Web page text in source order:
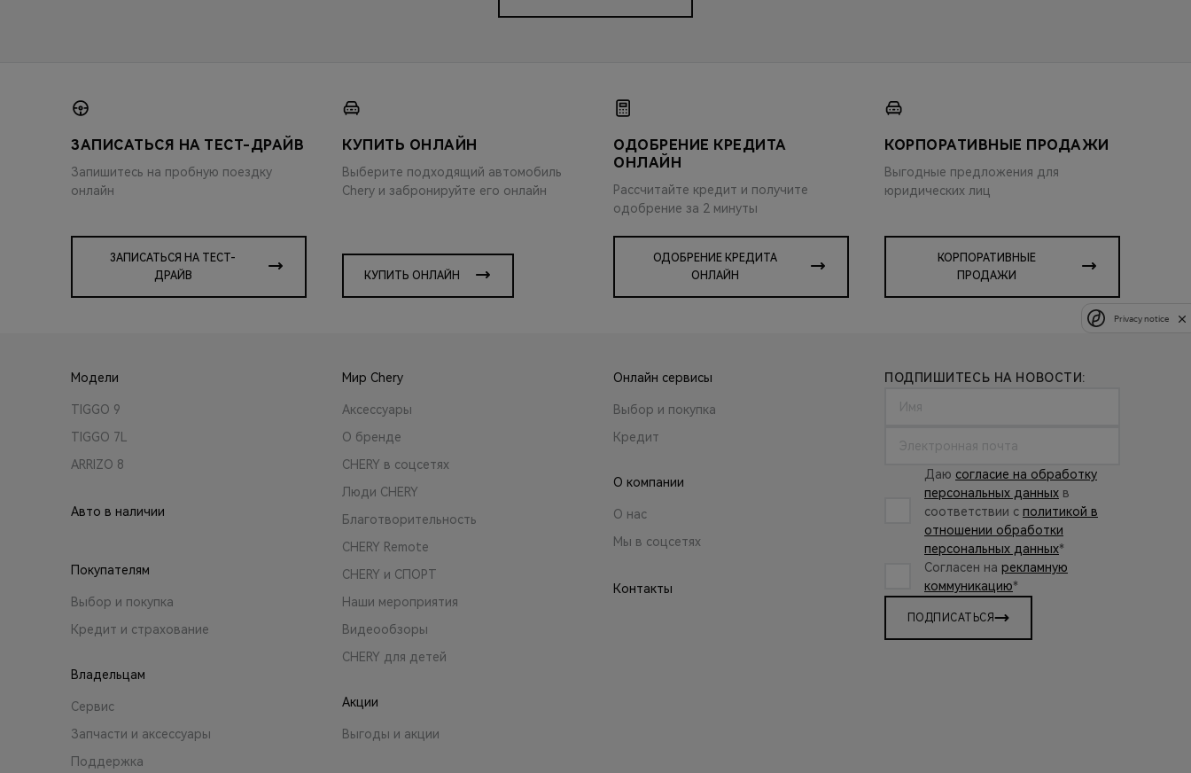
ЗАПИСАТЬСЯ НА ТЕСТ-ДРАЙВ
Запишитесь на пробную поездку
онлайн
ЗАПИСАТЬСЯ НА ТЕСТ-
ДРАЙВ
КУПИТЬ ОНЛАЙН
Выберите подходящий автомобиль
Chery и забронируйте его онлайн
КУПИТЬ ОНЛАЙН
ОДОБРЕНИЕ КРЕДИТА
ОНЛАЙН
Рассчитайте кредит и получите
одобрение за 2 минуты
ОДОБРЕНИЕ КРЕДИТА
ОНЛАЙН
КОРПОРАТИВНЫЕ ПРОДАЖИ
Выгодные предложения для
юридических лиц
КОРПОРАТИВНЫЕ
ПРОДАЖИ
Модели
TIGGO 9
TIGGO 7L
ARRIZO 8
Авто в наличии
Покупателям
Выбор и покупка
Кредит и страхование
Владельцам
Сервис
Запчасти и аксессуары
Поддержка
Мир Chery
Аксессуары
О бренде
CHERY в соцсетях
Люди CHERY
Благотворительность
CHERY Remote
CHERY и СПОРТ
Наши мероприятия
Видеообзоры
CHERY для детей
Акции
Выгоды и акции
Онлайн сервисы
Выбор и покупка
Кредит
О компании
О нас
Мы в соцсетях
Контакты
ПОДПИШИТЕСЬ НА НОВОСТИ:
Даю согласие на обработку
персональных данных в
соответствии с политикой в
отношении обработки
персональных данных*
Согласен на рекламную
коммуникацию*
ПОДПИСАТЬСЯ
Privacy notice